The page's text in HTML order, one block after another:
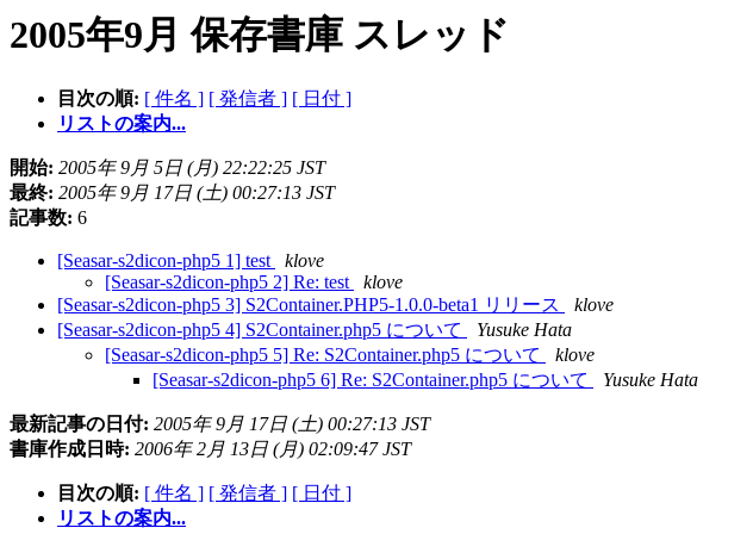
2005年9月 保存書庫 スレッド
目次の順: [ 件名 ] [ 発信者 ] [ 日付 ]
リストの案内...
開始: 2005年 9月 5日 (月) 22:22:25 JST
最終: 2005年 9月 17日 (土) 00:27:13 JST
記事数: 6
[Seasar-s2dicon-php5 1] test
klove
[Seasar-s2dicon-php5 2] Re: test
klove
[Seasar-s2dicon-php5 3] S2Container.PHP5-1.0.0-beta1 リリース
klove
[Seasar-s2dicon-php5 4] S2Container.php5 について
Yusuke Hata
[Seasar-s2dicon-php5 5] Re: S2Container.php5 について
klove
[Seasar-s2dicon-php5 6] Re: S2Container.php5 について
Yusuke Hata
最新記事の日付: 2005年 9月 17日 (土) 00:27:13 JST
書庫作成日時: 2006年 2月 13日 (月) 02:09:47 JST
目次の順: [ 件名 ] [ 発信者 ] [ 日付 ]
リストの案内...